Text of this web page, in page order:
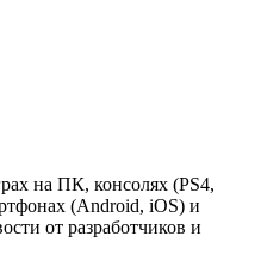
на ПК, консолях (PS4,
(Android, iOS) и
от разработчиков и